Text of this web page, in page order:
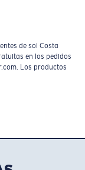
de sol Costa
en los pedidos
Los productos